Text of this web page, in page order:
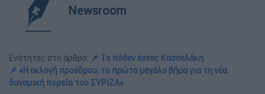
Newsroom
Ενότητες στο άρθρο: 📌 Το πόθεν έσχες Κασσελάκη
📌 «Η εκλογή προέδρου, το πρώτο μεγάλο βήμα για τη νέα
δυναμική πορεία του ΣΥΡΙΖΑ»